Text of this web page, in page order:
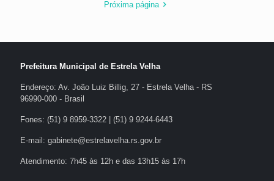
Próxima página
Prefeitura Municipal de Estrela Velha
Endereço: Av. João Luiz Billig, 27 - Estrela Velha - RS
96990-000 - Brasil
Fones: (51) 9 8959-3322 | (51) 9 9244-6443
E-mail: gabinete@estrelavelha.rs.gov.br
Atendimento: 7h45 às 12h e das 13h15 às 17h